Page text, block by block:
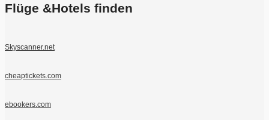
Flüge &Hotels finden
Skyscanner.net
cheaptickets.com
ebookers.com